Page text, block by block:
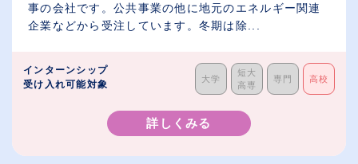
事の会社です。公共事業の他に地元のエネルギー関連
企業などから受注しています。冬期は除...
インターンシップ
受け入れ可能対象
大学
短大
高専
専門 高校
詳しくみる